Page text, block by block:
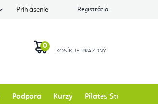
Prihlásenie Registrácia
KOŠÍK
Podpora Kurzy Pilates Studio